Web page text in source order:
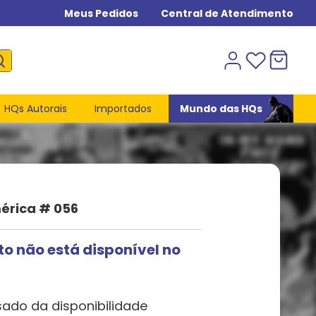
Meus Pedidos Central de Atendimento
HQs Autorais Importados Mundo das HQs
# 056
não está disponível no
da disponibilidade